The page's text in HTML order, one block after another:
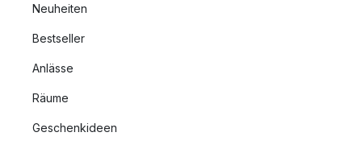
Neuheiten
Bestseller
Anlässe
Räume
Geschenkideen